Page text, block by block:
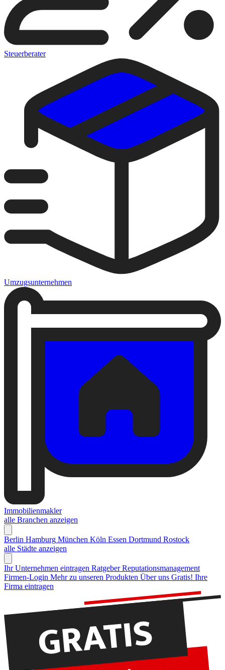
Steuerberater
Umzugsunternehmen
Immobilienmakler
alle Branchen anzeigen
Berlin Hamburg München Köln Essen Dortmund Rostock
alle Städte anzeigen
Ihr Unternehmen eintragen Ratgeber Reputationsmanagement
Firmen-Login Mehr zu unseren Produkten Über uns Gratis! Ihre
Firma eintragen